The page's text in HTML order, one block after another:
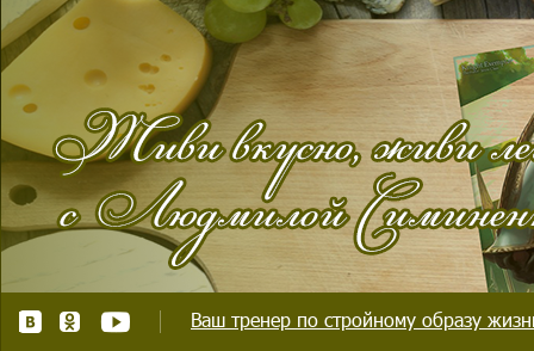
Ваш тренер по стройному образу